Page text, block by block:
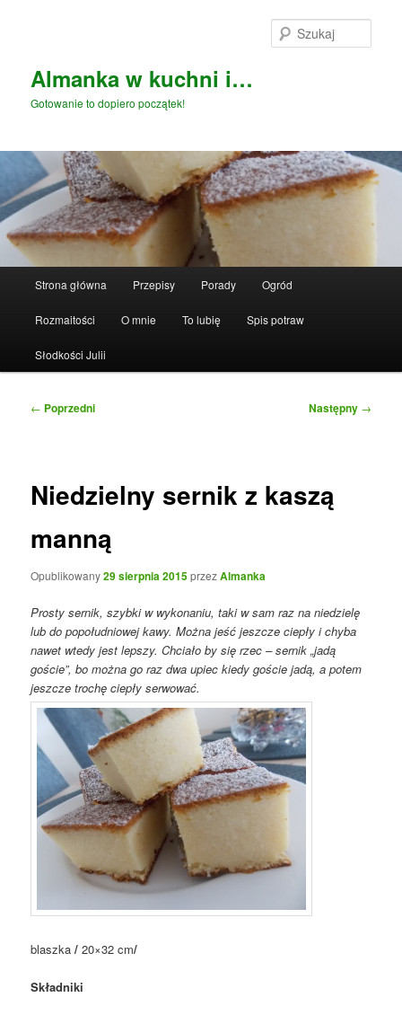
Almanka w kuchni i…
Gotowanie to dopiero początek!
Strona główna Przepisy Porady Ogród
Rozmaitości O mnie To lubię Spis potraw
Słodkości Julii
Nawigacja
← Poprzedni Następny →
Niedzielny sernik z kaszą
manną
Opublikowany29 sierpnia 2015przezAlmanka
Prosty sernik, szybki w wykonaniu, taki w sam raz na niedzielę
lub do popołudniowej kawy. Można jeść jeszcze ciepły i chyba
nawet wtedy jest lepszy. Chciało by się rzec – sernik „jadą
goście”, bo można go raz dwa upiec kiedy goście jadą, a potem
jeszcze trochę ciepły serwować.
blaszka/20×32 cm/
Składniki